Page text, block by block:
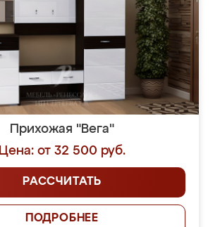
Прихожая "Вега"
Цена: от 32 500 руб.
РАССЧИТАТЬ
ПОДРОБНЕЕ